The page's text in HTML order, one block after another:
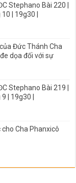
Stephano Bài 220 |
| 19g30 |
Đức Thánh Cha
dọa đối với sự
Stephano Bài 219 |
| 19g30 |
cho Cha Phanxicô